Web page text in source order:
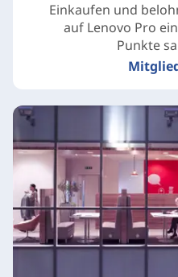
Einkaufen und
auf Lenovo Pro
Punkte